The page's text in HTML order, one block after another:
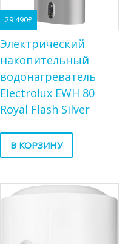
29 490₽
Электрический
накопительный
водонагреватель
Electrolux EWH 80
Royal Flash Silver
В КОРЗИНУ